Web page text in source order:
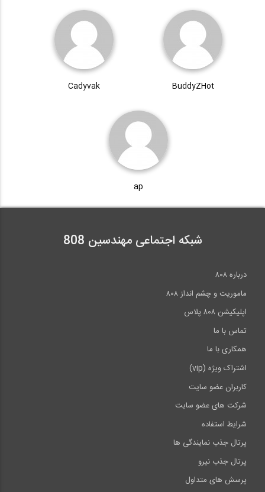
روش شیب افت- قسمت اول (ترجمه و دوبله...
BuddyZHot
Cadyvak
ap
شبکه اجتماعی مهندسین 808
درباره ۸۰۸
ماموریت و چشم انداز ۸۰۸
اپلیکیشن ۸۰۸ پلاس
تماس با ما
همکاری با ما
اشتراک ویژه (vip)
کاربران عضو سایت
شرکت های عضو سایت
شرایط استفاده
پرتال جذب نمایندگی ها
پرتال جذب نیرو
پرسش های متداول